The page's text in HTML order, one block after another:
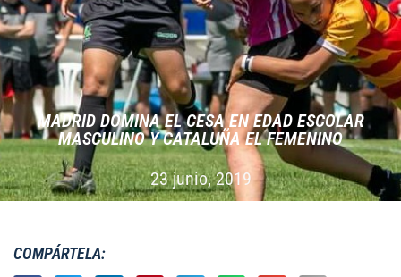
MADRID DOMINA EL CESA EN EDAD ESCOLAR
MASCULINO Y CATALUÑA EL FEMENINO
23 junio, 2019
COMPÁRTELA: